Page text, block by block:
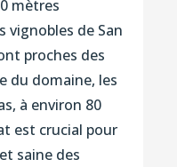
mètres
vignobles de San
proches des
du domaine, les
à environ 80
est crucial pour
saine des